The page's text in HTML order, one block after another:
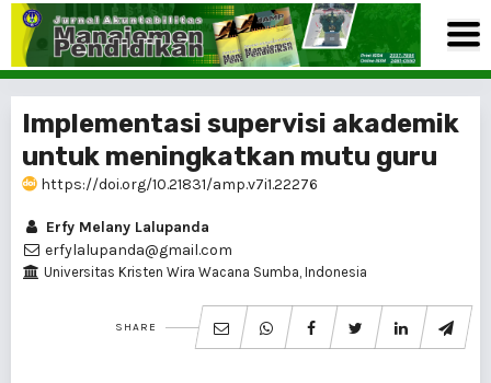
Implementasi supervisi akademik
untuk meningkatkan mutu guru
https://doi.org/10.21831/amp.v7i1.22276
Erfy Melany Lalupanda
erfylalupanda@gmail.com
Universitas Kristen Wira Wacana Sumba, Indonesia
SHARE